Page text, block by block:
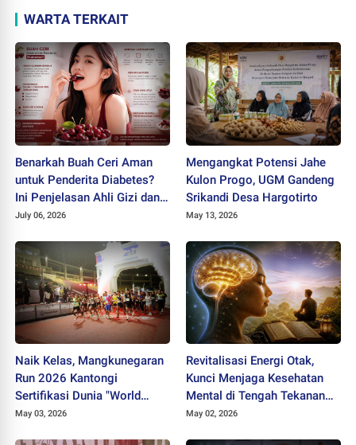
WARTA TERKAIT
Benarkah Buah Ceri Aman
untuk Penderita Diabetes?
Ini Penjelasan Ahli Gizi dan
Manfaatnya bagi Kesehatan
July 06, 2026
Mengangkat Potensi Jahe
Kulon Progo, UGM Gandeng
Srikandi Desa Hargotirto
May 13, 2026
Naik Kelas, Mangkunegaran
Run 2026 Kantongi
Sertifikasi Dunia "World
Athletics" dan Gaet Ribuan
May 03, 2026
Revitalisasi Energi Otak,
Kunci Menjaga Kesehatan
Mental di Tengah Tekanan
Zaman
May 02, 2026